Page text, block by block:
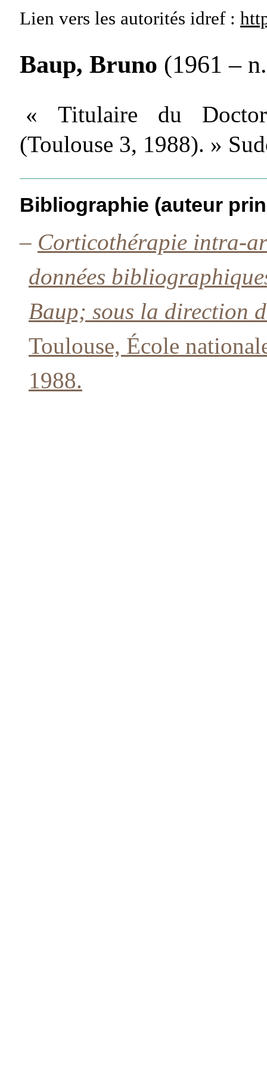
Lien vers les autorités idref :
Baup, Bruno (1961 –
« Titulaire du
(Toulouse 3, 1988). »
Bibliographie (auteur
– Corticothérapie intra-
données
Baup; sous la direction
Toulouse, École
1988.